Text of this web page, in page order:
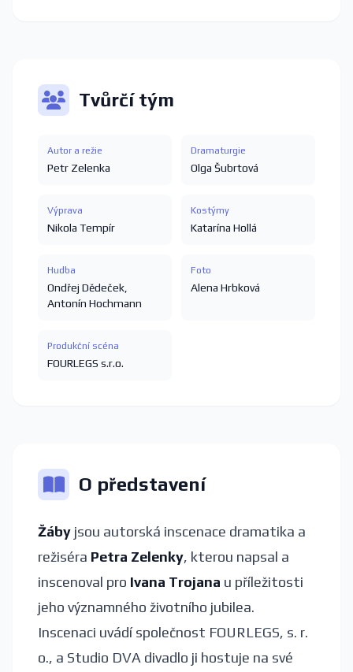
Tvůrčí tým
Autor a režie
Petr Zelenka
Dramaturgie
Olga Šubrtová
Výprava
Nikola Tempír
Kostýmy
Katarína Hollá
Hudba
Ondřej Dědeček
Antonín Hochmann
Foto
Alena Hrbková
Produkční scéna
FOURLEGS s.r.o.
O představení
Žáby jsou autorská inscenace dramatika a
režiséra Petra Zelenky, kterou napsal a
inscenoval pro Ivana Trojana u příležitosti
jeho významného životního jubilea.
Inscenaci uvádí společnost FOURLEGS, s. r.
o., a Studio DVA divadlo ji hostuje na své